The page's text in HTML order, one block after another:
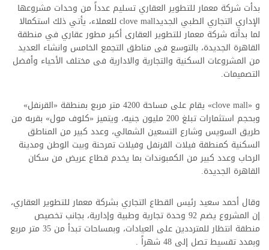
بدأت شركة معمار للتطوير العقاري تسليم عدداً من وحدات مشروعها
الإداري التجاري الطبي الجديدclove mall للعملاء، يأتي ذلك استكمالا
لما بدأته شركة معمار للتطوير العقارى أكبر مطور عقاري في منطقة
القاهرة الجديدة، بالتوسع فى مناطق التجمع الخامس وانشاء العديد
من المشروعات السكنية والتجارية والادارية فى مختلف الأحياء وأفضل
التصميمات.
و «clove mall» يقام على مساحة 4200 متر مربع بمنطقة «القرنفل»
وبحجم استثمارات تبلغ 200 مليون جنيه، ويتميز «كلوف مول» بقربه من
طريق السويس وشارع التسعين الشمالي، وعدد كبير من المناطق
السكنية كمنطقة فيلات القرنفل وفيلات تمرحنة وبيت الوطن ومدينة
الرحاب وعدد كبير من الكمبوندات بما يخدم قطاع عريض من سكان
القاهرة الجديدة.
وقال أحمد سعيد رئيس القطاع التجاري بشركة معمار للتطوير العقاري،
إن المشروع يضم 92 وحدة تجارية وطبية وإدارية، بجانب تخصيص
منطقة انتظار للمترددين على العيادات، وبمساحات تبدأ من 35 متر مربع
وبمدد تقسيط تصل إلى 48 شهراً .